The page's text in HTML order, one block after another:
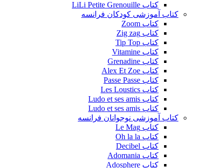
کتاب LiLi Petite Grenouille
کتاب آموزشی کودکان فرانسه
کتاب Zoom
کتاب Zig zag
کتاب Tip Top
کتاب Vitamine
کتاب Grenadine
کتاب Alex Et Zoe
کتاب Passe Passe
کتاب Les Loustics
کتاب Ludo et ses amis
کتاب Ludo et ses amis
کتاب آموزشی نوجوانان فرانسه
کتاب Le Mag
کتاب Oh la la
کتاب Decibel
کتاب Adomania
کتاب Adosphere